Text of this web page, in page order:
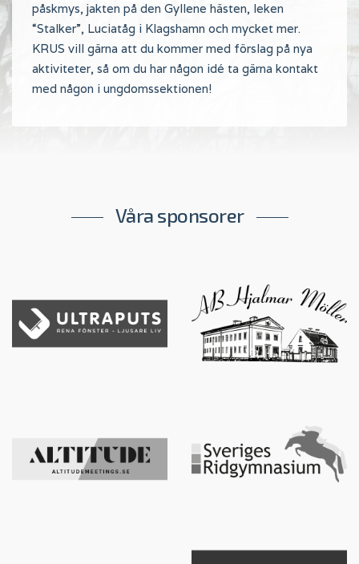
påskmys, jakten på den Gyllene hästen, leken
“Stalker”, Luciatåg i Klagshamn och mycket mer.
KRUS vill gärna att du kommer med förslag på nya
aktiviteter, så om du har någon idé ta gärna kontakt
med någon i ungdomssektionen!
Våra sponsorer